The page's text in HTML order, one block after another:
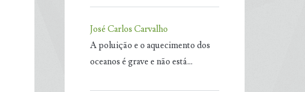
José Carlos Carvalho
A poluição e o aquecimento dos
oceanos é grave e não está…